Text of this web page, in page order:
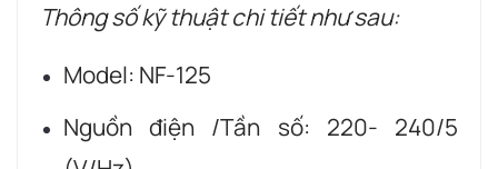
Thông số kỹ thuật chi tiết như sau:
Model: NF-125
Nguồn điện /Tần số: 220- 240/5